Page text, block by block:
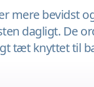
mere bevidst
dagligt. De
tæt knyttet til